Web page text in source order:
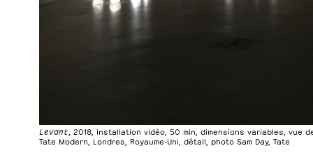
Levant , 2018, installation vidéo, 50 min, dimensions variables, vue
Tate Modern, Londres, Royaume-Uni, détail, photo Sam Day, Tate